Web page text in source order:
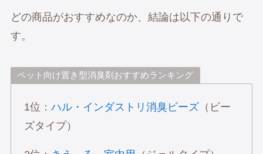
どの商品がおすすめなのか、結論は以下の通りで
す。
ペット向け置き型消臭剤おすすめランキング
1位：ハル・インダストリ消臭ビーズ （ビー
ズタイプ）